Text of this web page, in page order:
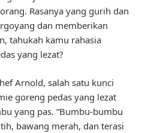
Rasanya yang gurih dan
dan memberikan
tahukah kamu rahasia
yang lezat?
Arnold, salah satu kunci
goreng pedas yang lezat
yang pas. “Bumbu-bumbu
bawang merah, dan terasi